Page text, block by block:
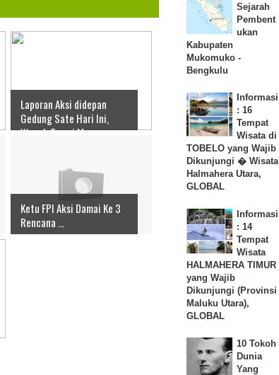
Sejarah
Pembent
ukan
Kabupaten
Mukomuko -
Bengkulu
Informasi
: 16
Tempat
Wisata di
TOBELO yang Wajib
Dikunjungi � Wisata
Halmahera Utara,
GLOBAL
Informasi
: 14
Tempat
Wisata
HALMAHERA TIMUR
yang Wajib
Dikunjungi (Provinsi
Maluku Utara),
GLOBAL
10 Tokoh
Dunia
Yang
Laporan Aksi didepan
Gedung Sate Hari Ini,
Wagub Temui Massa
Ketu FPI Aksi Damai Ke 3
Rencana ...